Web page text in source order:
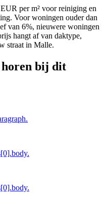
per m² voor reiniging en
Voor woningen ouder dan
van 6%, nieuwere woningen
hangt af van daktype,
straat in Malle.
horen bij dit